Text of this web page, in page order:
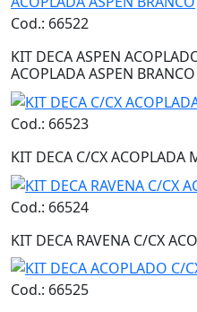
Cod.: 66522
KIT DECA ASPEN
ACOPLADA ASPEN BRANCO
Cod.: 66523
KIT DECA C/CX ACOPLADA
Cod.: 66524
KIT DECA RAVENA C/CX
Cod.: 66525